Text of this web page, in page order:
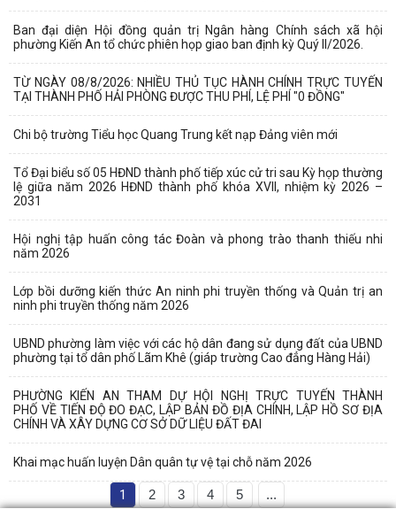
Ban đại diện Hội đồng quản trị Ngân hàng Chính sách xã hội
phường Kiến An tổ chức phiên họp giao ban định kỳ Quý II/2026.
TỪ NGÀY 08/8/2026: NHIỀU THỦ TỤC HÀNH CHÍNH TRỰC TUYẾN
TẠI THÀNH PHỐ HẢI PHÒNG ĐƯỢC THU PHÍ, LỆ PHÍ "0 ĐỒNG"
Chi bộ trường Tiểu học Quang Trung kết nạp Đảng viên mới
Tổ Đại biểu số 05 HĐND thành phố tiếp xúc cử tri sau Kỳ họp thường
lệ giữa năm 2026 HĐND thành phố khóa XVII, nhiệm kỳ 2026 –
2031
Hội nghị tập huấn công tác Đoàn và phong trào thanh thiếu nhi
năm 2026
Lớp bồi dưỡng kiến thức An ninh phi truyền thống và Quản trị an
ninh phi truyền thống năm 2026
UBND phường làm việc với các hộ dân đang sử dụng đất của UBND
phường tại tổ dân phố Lãm Khê (giáp trường Cao đẳng Hàng Hải)
PHƯỜNG KIẾN AN THAM DỰ HỘI NGHỊ TRỰC TUYẾN THÀNH
PHỐ VỀ TIẾN ĐỘ ĐO ĐẠC, LẬP BẢN ĐỒ ĐỊA CHÍNH, LẬP HỒ SƠ ĐỊA
CHÍNH VÀ XÂY DỰNG CƠ SỞ DỮ LIỆU ĐẤT ĐAI
Khai mạc huấn luyện Dân quân tự vệ tại chỗ năm 2026
1 2 3 4 5 ...